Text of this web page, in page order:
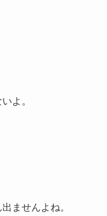
よ。
ませんよね。